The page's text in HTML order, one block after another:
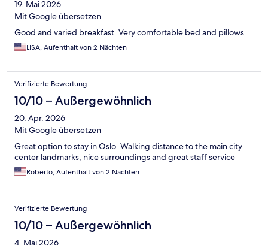
19. Mai 2026
Mit Google übersetzen
Good and varied breakfast. Very comfortable bed and pillows.
LISA, Aufenthalt von 2 Nächten
Verifizierte Bewertung
10/10 – Außergewöhnlich
20. Apr. 2026
Mit Google übersetzen
Great option to stay in Oslo. Walking distance to the main city
center landmarks, nice surroundings and great staff service
Roberto, Aufenthalt von 2 Nächten
Verifizierte Bewertung
10/10 – Außergewöhnlich
4. Mai 2026